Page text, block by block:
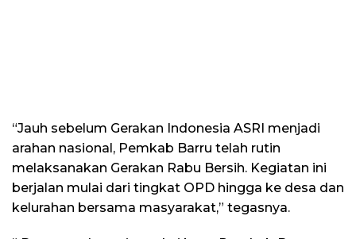
“Jauh sebelum Gerakan Indonesia ASRI menjadi
arahan nasional, Pemkab Barru telah rutin
melaksanakan Gerakan Rabu Bersih. Kegiatan ini
berjalan mulai dari tingkat OPD hingga ke desa dan
kelurahan bersama masyarakat,” tegasnya.